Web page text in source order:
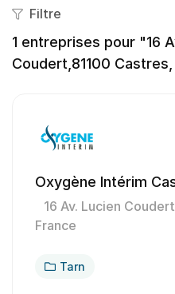
Filtre
1 entreprises pour "16
Coudert,81100
Oxygène Intérim
16 Av. Lucien
France
Tarn